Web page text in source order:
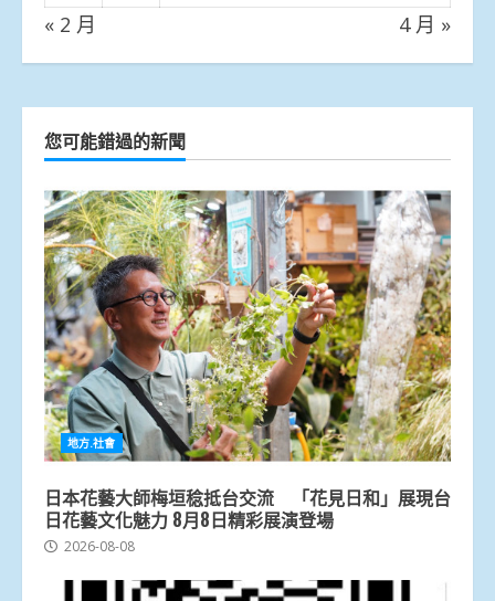
« 2 月 4 月 »
您可能錯過的新聞
地方.社會
日本花藝大師梅垣稔抵台交流 「花見日和」展現台
日花藝文化魅力 8月8日精彩展演登場
2026-08-08